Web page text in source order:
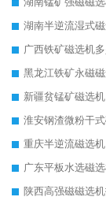
湖南半逆流湿式
广西铁矿磁选机
黑龙江铁矿永磁
新疆贫锰矿磁选机
淮安钢渣微粉干
重庆半逆流磁选机
广东平板水选磁
陕西高强磁磁选